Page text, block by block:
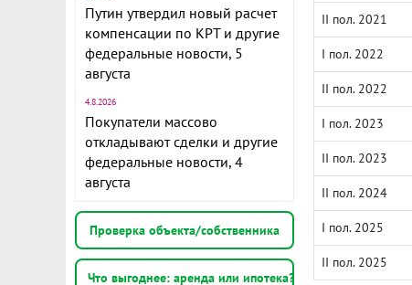
Путин утвердил новый расчет
компенсации по КРТ и другие
федеральные новости, 5
августа
4.8.2026
Покупатели массово
откладывают сделки и другие
федеральные новости, 4
августа
Проверка объекта/собственника
Что выгоднее: аренда или ипотека?
II пол. 2021
I пол. 2022
II пол. 2022
I пол. 2023
II пол. 2023
II пол. 2024
I пол. 2025
II пол. 2025